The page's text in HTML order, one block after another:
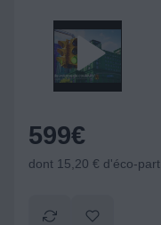
599€
dont 15,20 € d'éco-part